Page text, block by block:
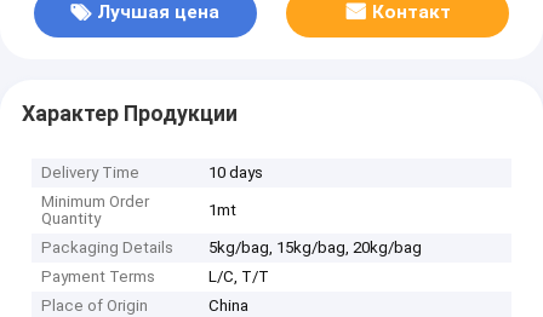
Лучшая цена Контакт
Характер Продукции
Delivery Time
10 days
Minimum Order
Quantity
1mt
Packaging Details
5kg/bag, 15kg/bag, 20kg/bag
Payment Terms
L/C, T/T
Place of Origin
China